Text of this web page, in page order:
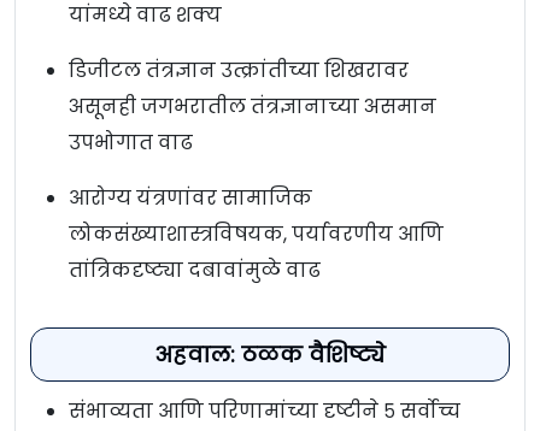
यांमध्ये वाढ शक्य
डिजीटल तंत्रज्ञान उत्क्रांतीच्या शिखरावर
असूनही जगभरातील तंत्रज्ञानाच्या असमान
उपभोगात वाढ
आरोग्य यंत्रणांवर सामाजिक
लोकसंख्याशास्त्रविषयक, पर्यावरणीय आणि
तांत्रिकदृष्ट्या दबावांमुळे वाढ
अहवाल: ठळक वैशिष्ट्ये
संभाव्यता आणि परिणामांच्या दृष्टीने ५ सर्वोच्च